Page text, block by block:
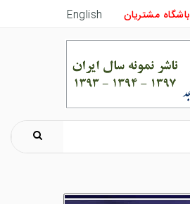
باشگاه مشتریان English